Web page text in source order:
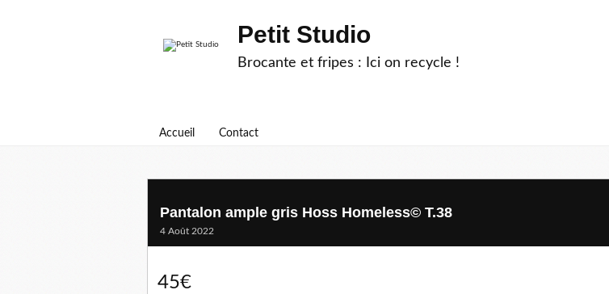
Petit Studio
Brocante et fripes : Ici on recycle !
Accueil Contact
Pantalon ample gris Hoss Homeless© T.38
4 Août 2022
45€